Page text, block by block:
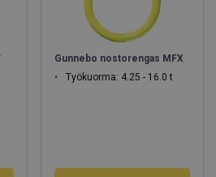
Gunnebo nostorengas MFX
Työkuorma: 4.25 - 16.0 t